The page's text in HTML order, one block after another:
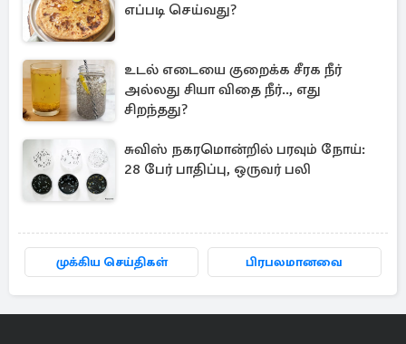
எப்படி செய்வது?
உடல் எடையை குறைக்க சீரக நீர்
அல்லது சியா விதை நீர்.., எது
சிறந்தது?
சுவிஸ் நகரமொன்றில் பரவும் நோய்:
28 பேர் பாதிப்பு, ஒருவர் பலி
முக்கிய செய்திகள் பிரபலமானவை